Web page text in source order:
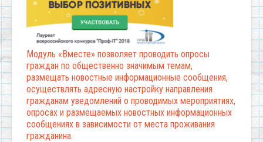
Модуль «Вместе» позволяет проводить опросы
граждан по общественно значимым темам,
размещать новостные информационные сообщения,
осуществлять адресную настройку направления
гражданам уведомлений о проводимых мероприятиях,
опросах и размещаемых новостных информационных
сообщениях в зависимости от места проживания
гражданина.